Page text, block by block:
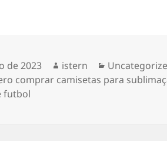
de 2023 Autor
istern Categorías
comprar camisetas para
futbol